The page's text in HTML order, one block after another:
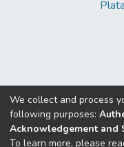
We collect and process
following purposes:
Acknowledgement and
To learn more, please